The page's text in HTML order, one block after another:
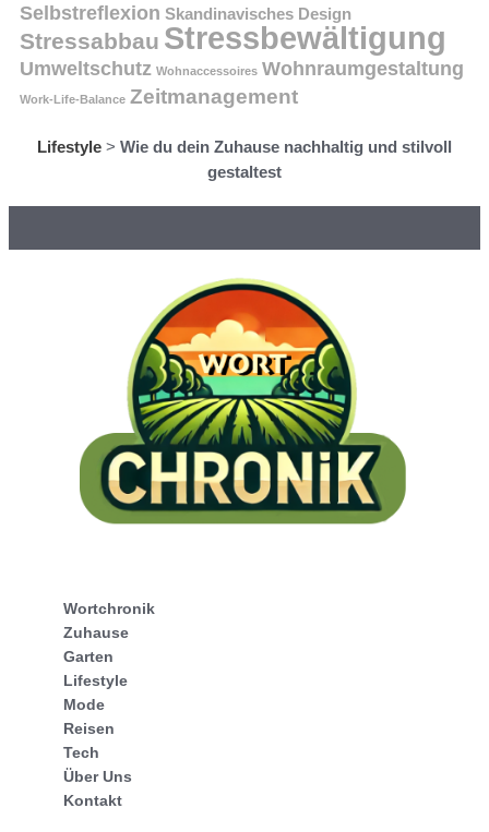
Selbstreflexion Skandinavisches Design
Stressabbau Stressbewältigung
Umweltschutz Wohnaccessoires Wohnraumgestaltung
Work-Life-Balance Zeitmanagement
Lifestyle > Wie du dein Zuhause nachhaltig und stilvoll
gestaltest
Wortchronik
Zuhause
Garten
Lifestyle
Mode
Reisen
Tech
Über Uns
Kontakt